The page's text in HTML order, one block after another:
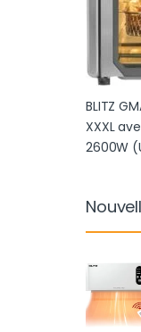
BLITZ
XXXL
2600W